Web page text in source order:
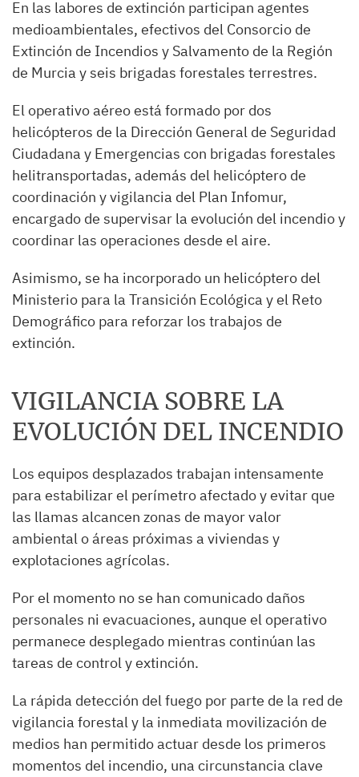
En las labores de extinción participan agentes
medioambientales, efectivos del Consorcio de
Extinción de Incendios y Salvamento de la Región
de Murcia y seis brigadas forestales terrestres.
El operativo aéreo está formado por dos
helicópteros de la Dirección General de Seguridad
Ciudadana y Emergencias con brigadas forestales
helitransportadas, además del helicóptero de
coordinación y vigilancia del Plan Infomur,
encargado de supervisar la evolución del incendio y
coordinar las operaciones desde el aire.
Asimismo, se ha incorporado un helicóptero del
Ministerio para la Transición Ecológica y el Reto
Demográfico para reforzar los trabajos de
extinción.
VIGILANCIA SOBRE LA
EVOLUCIÓN DEL INCENDIO
Los equipos desplazados trabajan intensamente
para estabilizar el perímetro afectado y evitar que
las llamas alcancen zonas de mayor valor
ambiental o áreas próximas a viviendas y
explotaciones agrícolas.
Por el momento no se han comunicado daños
personales ni evacuaciones, aunque el operativo
permanece desplegado mientras continúan las
tareas de control y extinción.
La rápida detección del fuego por parte de la red de
vigilancia forestal y la inmediata movilización de
medios han permitido actuar desde los primeros
momentos del incendio, una circunstancia clave